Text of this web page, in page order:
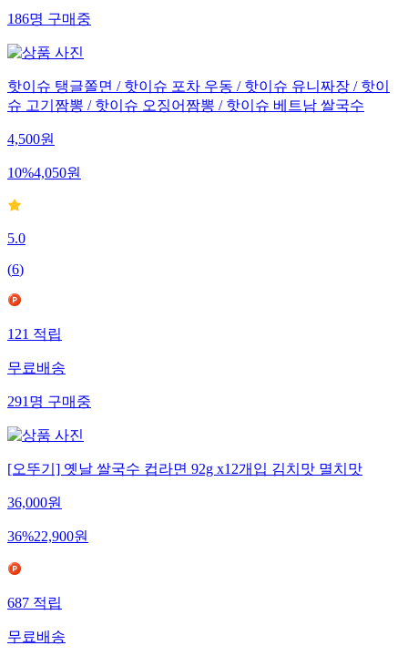
186명구매중
핫이슈 탱글쫄면 / 핫이슈 포차 우동 / 핫이슈 유니짜장 / 핫이
슈 고기짬뽕 / 핫이슈 오징어짬뽕 / 핫이슈 베트남 쌀국수
4,500원
10%4,050원
5.0
(6)
121적립
무료배송
291명구매중
[오뚜기] 옛날 쌀국수 컵라면 92g x12개입 김치맛 멸치맛
36,000원
36%22,900원
687적립
무료배송